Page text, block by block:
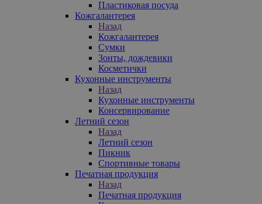
Пластиковая посуда
Кожгалантерея
Назад
Кожгалантерея
Сумки
Зонты, дождевики
Косметички
Кухонные инструменты
Назад
Кухонные инструменты
Консервирование
Летний сезон
Назад
Летний сезон
Пикник
Спортивные товары
Печатная продукция
Назад
Печатная продукция